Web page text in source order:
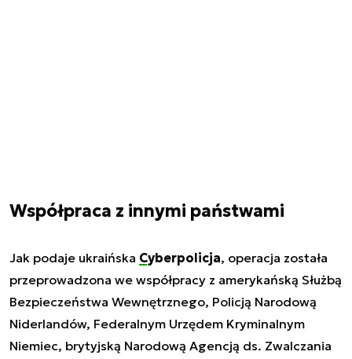
Współpraca z innymi państwami
Jak podaje ukraińska Cyberpolicja, operacja została
przeprowadzona we współpracy z amerykańską Służbą
Bezpieczeństwa Wewnętrznego, Policją Narodową
Niderlandów, Federalnym Urzędem Kryminalnym
Niemiec, brytyjską Narodową Agencją ds. Zwalczania